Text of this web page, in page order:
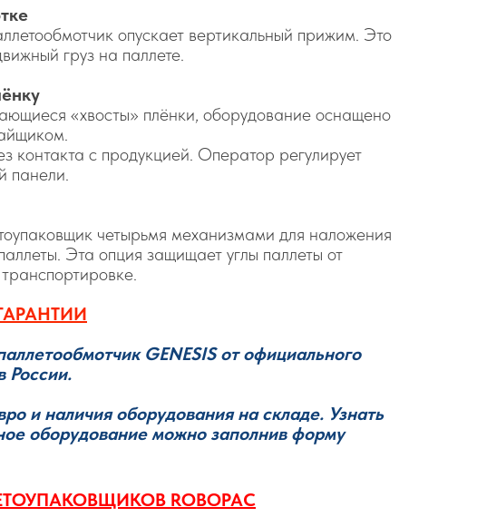
опускает вертикальный прижим. Это
груз на паллете.
«хвосты» плёнки, оборудование оснащено
контакта с продукцией. Оператор регулирует
панели.
четырьмя механизмами для наложения
Эта опция защищает углы паллеты от
GENESIS от официального
России.
и наличия оборудования на складе. Узнать
оборудование можно заполнив форму
ROBOPAC